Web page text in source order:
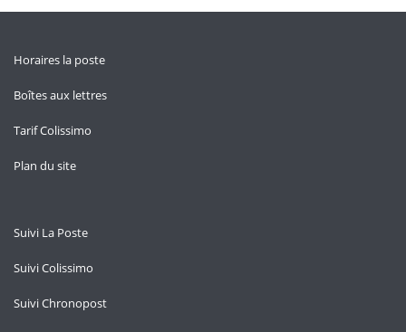
Horaires la poste
Boîtes aux lettres
Tarif Colissimo
Plan du site
Suivi La Poste
Suivi Colissimo
Suivi Chronopost